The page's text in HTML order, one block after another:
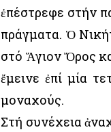
ἐπέστρεφε στήν
πράγματα. Ὁ
στό Ἅγιον Ὄρος
ἔμεινε ἐπί μία
μοναχούς.
Στή συνέχεια